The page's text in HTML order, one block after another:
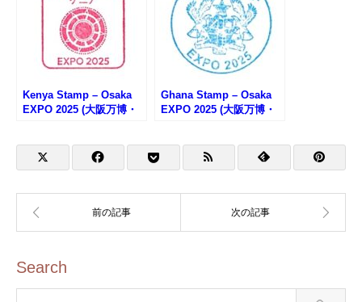
Kenya Stamp – Osaka
EXPO 2025 (大阪万博・
Ghana Stamp – Osaka
EXPO 2025 (大阪万博・
Search